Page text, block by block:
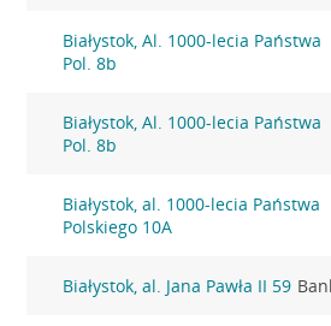
Białystok, Al. 1000-lecia Państwa
Pol. 8b
Białystok, Al. 1000-lecia Państwa
Pol. 8b
Białystok, al. 1000-lecia Państwa
Polskiego 10A
Białystok, al. Jana Pawła II 59